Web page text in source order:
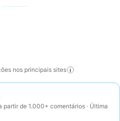
nos principais sites
de 1.000+ comentários · Última